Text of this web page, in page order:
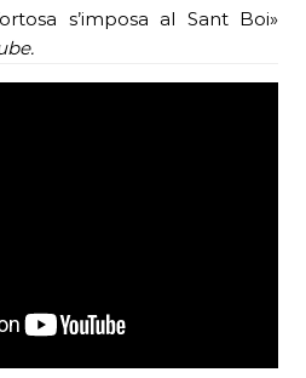
s’imposa al Sant Boi»